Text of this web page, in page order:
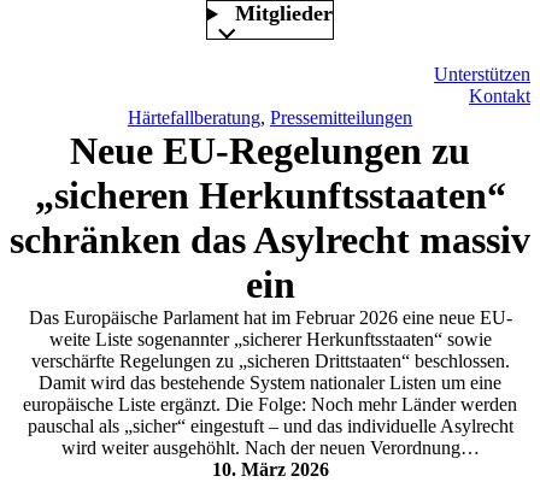
Mitglieder
Unterstützen
Kontakt
Härtefallberatung, Pressemitteilungen
Neue EU-Regelungen zu
„sicheren Herkunftsstaaten“
schränken das Asylrecht massiv
ein
Das Europäische Parlament hat im Februar 2026 eine neue EU-
weite Liste sogenannter „sicherer Herkunftsstaaten“ sowie
verschärfte Regelungen zu „sicheren Drittstaaten“ beschlossen.
Damit wird das bestehende System nationaler Listen um eine
europäische Liste ergänzt. Die Folge: Noch mehr Länder werden
pauschal als „sicher“ eingestuft – und das individuelle Asylrecht
wird weiter ausgehöhlt. Nach der neuen Verordnung…
10. März 2026